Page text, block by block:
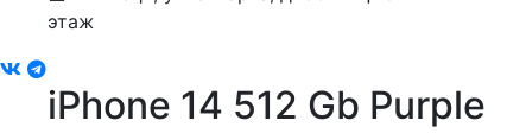
этаж
iPhone 14 512 Gb Purple